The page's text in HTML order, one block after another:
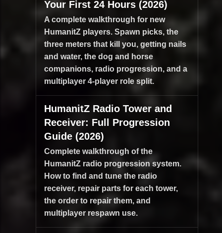
Your First 24 Hours (2026)
A complete walkthrough for new
HumanitZ players. Spawn picks, the
three meters that kill you, getting nails
and water, the dog and horse
companions, radio progression, and a
multiplayer 4-player role split.
HumanitZ Radio Tower and
Receiver: Full Progression
Guide (2026)
Complete walkthrough of the
HumanitZ radio progression system.
How to find and tune the radio
receiver, repair parts for each tower,
the order to repair them, and
multiplayer respawn use.